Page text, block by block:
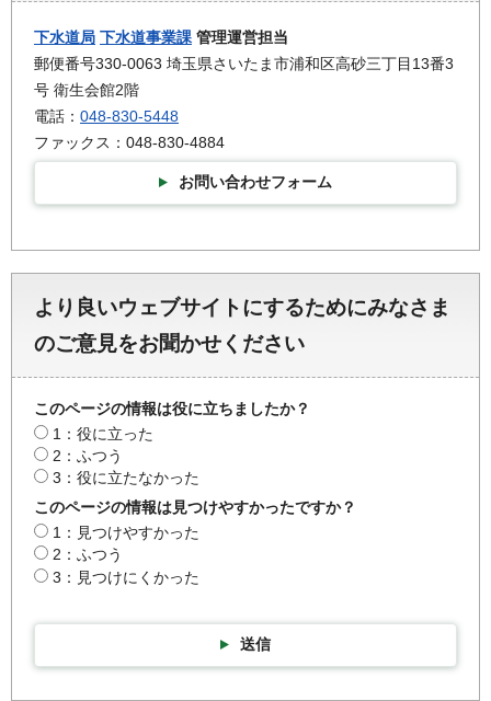
下水道局 下水道事業課 管理運営担当
郵便番号330-0063 埼玉県さいたま市浦和区高砂三丁目13番3
号 衛生会館2階
電話： 048-830-5448
ファックス：048-830-4884
お問い合わせフォーム
より良いウェブサイトにするためにみなさま
のご意見をお聞かせください
このページの情報は役に立ちましたか？
1：役に立った
2：ふつう
3：役に立たなかった
このページの情報は見つけやすかったですか？
1：見つけやすかった
2：ふつう
3：見つけにくかった
送信